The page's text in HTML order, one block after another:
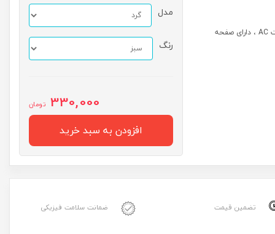
ولتمتر دیجیتال AC سیگنالی ، سایز 50*22*22 ، جهت اندازه گیری ولت از 12 تا 500 ولت AC ، دارای صفحه
مدل
رنگ
330,000 تومان
افزودن به سبد خرید
تضمین قیمت ضمانت سلامت فیزیکی